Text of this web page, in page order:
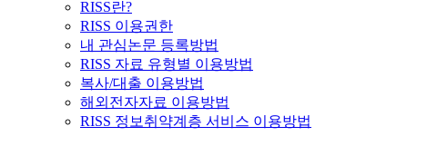
RISS란?
RISS 이용권한
내 관심논문 등록방법
RISS 자료 유형별 이용방법
복사/대출 이용방법
해외전자자료 이용방법
RISS 정보취약계층 서비스 이용방법